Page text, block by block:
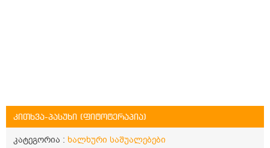
კითხვა-პასუხი (ფიტოტერაპია)
კატეგორია : ხალხური საშუალებები